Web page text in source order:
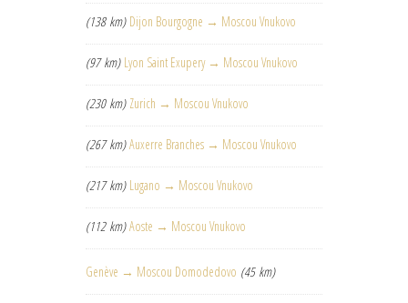
(138 km) Dijon Bourgogne → Moscou Vnukovo
(97 km) Lyon Saint Exupery → Moscou Vnukovo
(230 km) Zurich → Moscou Vnukovo
(267 km) Auxerre Branches → Moscou Vnukovo
(217 km) Lugano → Moscou Vnukovo
(112 km) Aoste → Moscou Vnukovo
Genève → Moscou Domodedovo (45 km)